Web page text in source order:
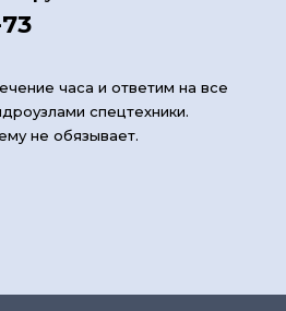
часа и ответим на все
спецтехники.
не обязывает.